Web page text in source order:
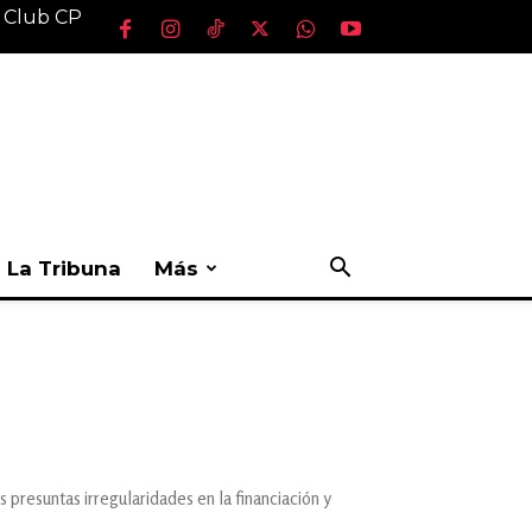
CP
La Tribuna Más
irregularidades en la financiación y